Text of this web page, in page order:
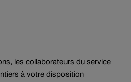
les collaborateurs du service
à votre disposition